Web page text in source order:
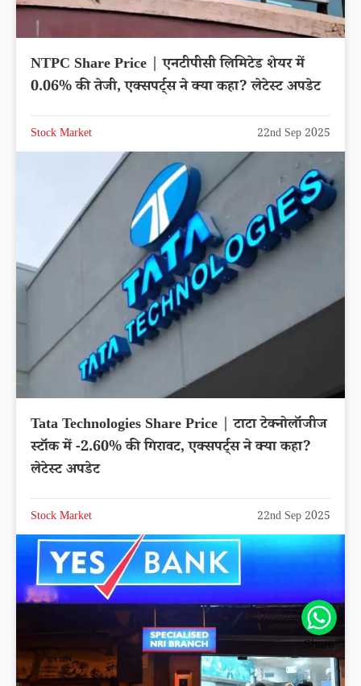
NTPC Share Price | एनटीपीसी लिमिटेड शेयर में
0.06% की तेजी, एक्सपर्ट्स ने क्या कहा? लेटेस्ट अपडेट
Stock Market 22nd Sep 2025
Tata Technologies Share Price | टाटा टेक्नोलॉजीज
स्टॉक में -2.60% की गिरावट, एक्सपर्ट्स ने क्या कहा?
लेटेस्ट अपडेट
Stock Market 22nd Sep 2025
Share